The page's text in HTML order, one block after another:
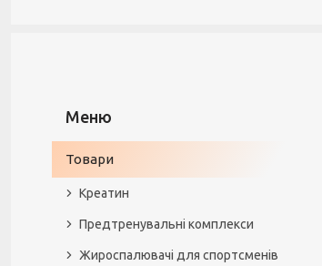
Товари
Креатин
Предтренувальні комплекси
Жироспалювачі для спортсменів